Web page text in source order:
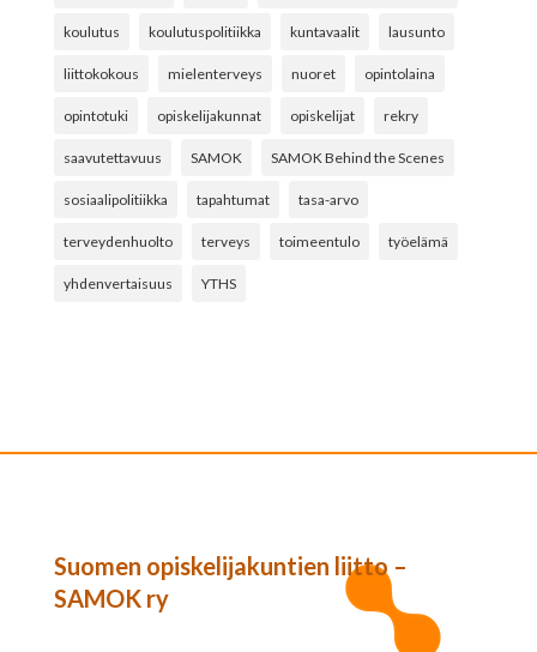
koulutus koulutuspolitiikka kuntavaalit lausunto
liittokokous mielenterveys nuoret opintolaina
opintotuki opiskelijakunnat opiskelijat rekry
saavutettavuus SAMOK SAMOK Behind the Scenes
sosiaalipolitiikka tapahtumat tasa-arvo
terveydenhuolto terveys toimeentulo työelämä
yhdenvertaisuus YTHS
Suomen opiskelijakuntien liitto –
SAMOK ry